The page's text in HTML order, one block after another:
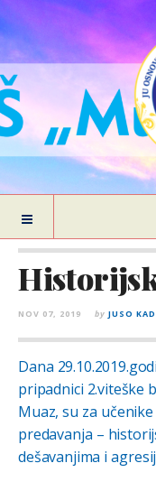
NOV 07, 2019 by JUSO
Dana
pripadnici 2.viteške
Muaz, su za
predavanja –
dešavanjima i